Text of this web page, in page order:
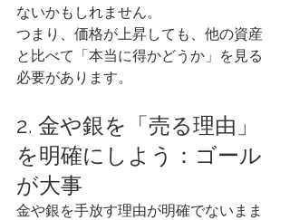
ないかもしれません。
つまり、価格が上昇しても、他の資産
と比べて「本当に得かどうか」を見る
必要があります。
2. 金や銀を「売る理由」
を明確にしよう：ゴール
が大事
金や銀を手放す理由が明確でないまま